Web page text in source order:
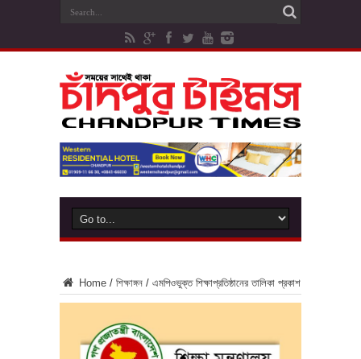
Home / শিক্ষাঙ্গন / এমপিওভুক্ত শিক্ষাপ্রতিষ্ঠানের তালিকা প্রকাশ